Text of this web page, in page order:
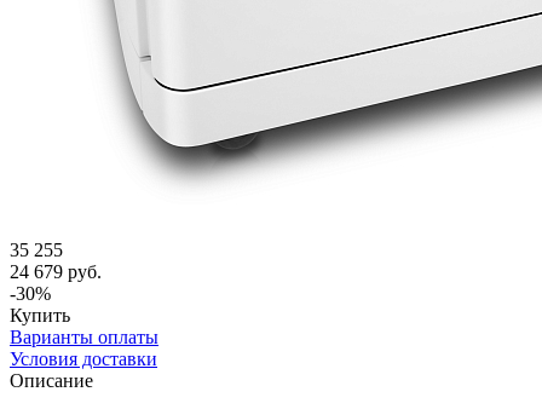
35 255
24 679 руб.
-30%
Купить
Варианты оплаты
Условия доставки
Описание